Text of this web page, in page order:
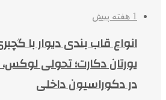
1 هفته پیش
انواع قاب بندی دیوار با
یورتان دکارت؛ تحولی
در دکوراسیون داخلی